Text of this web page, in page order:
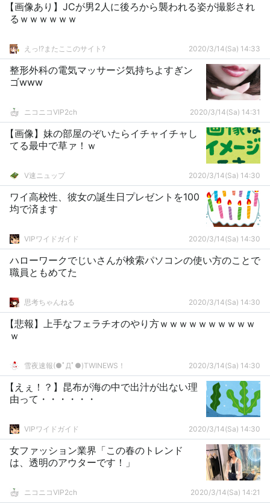
【画像あり】JCが男2人に後ろから襲われる姿が撮影され
るｗｗｗｗｗｗ
えっ!?またここのサイト? 2020/3/14(Sa) 14:33
整形外科の電気マッサージ気持ちよすぎン
ゴwww
ニコニコVIP2ch 2020/3/14(Sa) 14:31
【画像】妹の部屋のぞいたらイチャイチャし
てる最中で草ァ！ｗ
V速ニュップ 2020/3/14(Sa) 14:30
ワイ高校性、彼女の誕生日プレゼントを100
均で済ます
VIPワイドガイド 2020/3/14(Sa) 14:30
ハローワークでじいさんが検索パソコンの使い方のことで
職員ともめてた
思考ちゃんねる 2020/3/14(Sa) 14:30
【悲報】上手なフェラチオのやり方ｗｗｗｗｗｗｗｗｗｗ
ｗ
雪夜速報(●ﾟДﾟ●)TWINEWS！ 2020/3/14(Sa) 14:30
【えぇ！？】昆布が海の中で出汁が出ない理
由って・・・・・・
VIPワイドガイド 2020/3/14(Sa) 14:30
女ファッション業界「この春のトレンド
は、透明のアウターです！」
ニコニコVIP2ch 2020/3/14(Sa) 14:21